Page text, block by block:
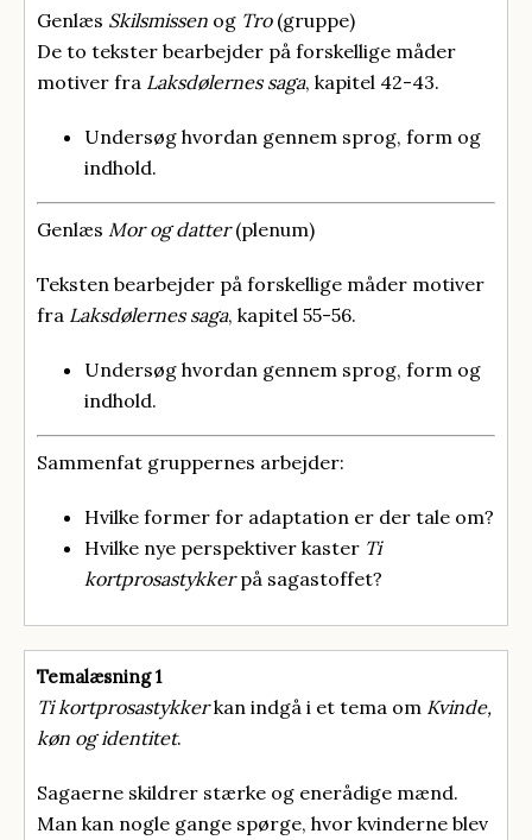
Genlæs Skilsmissen og Tro(gruppe)
De to tekster bearbejder på forskellige måder
motiver fra Laksdølernes saga, kapitel 42-43.
Undersøg hvordan gennem sprog, form og
indhold.
Genlæs Mor og datter(plenum)
Teksten bearbejder på forskellige måder motiver
fra Laksdølernes saga, kapitel 55-56.
Undersøg hvordan gennem sprog, form og
indhold.
Sammenfat gruppernes arbejder:
Hvilke former for adaptation er der tale om?
Hvilke nye perspektiver kaster Ti
kortprosastykkerpå sagastoffet?
Temalæsning 1
Ti kortprosastykkerkan indgå i et tema om Kvinde,
køn og identitet.
Sagaerne skildrer stærke og enerådige mænd.
Man kan nogle gange spørge, hvor kvinderne blev